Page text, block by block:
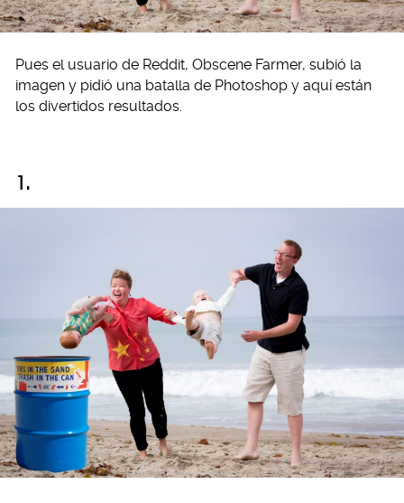
Pues el usuario de Reddit, Obscene Farmer, subió la
imagen y pidió una batalla de Photoshop y aquí están
los divertidos resultados.
1.